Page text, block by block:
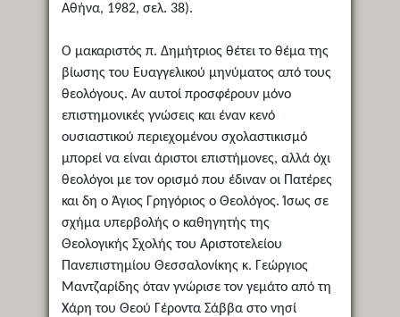
Αθήνα, 1982, σελ. 38).
Ο μακαριστός π. Δημήτριος θέτει το θέμα της
βίωσης του Ευαγγελικού μηνύματος από τους
θεολόγους. Αν αυτοί προσφέρουν μόνο
επιστημονικές γνώσεις και έναν κενό
ουσιαστικού περιεχομένου σχολαστικισμό
μπορεί να είναι άριστοι επιστήμονες, αλλά όχι
θεολόγοι με τον ορισμό που έδιναν οι Πατέρες
και δη ο Άγιος Γρηγόριος ο Θεολόγος. Ίσως σε
σχήμα υπερβολής ο καθηγητής της
Θεολογικής Σχολής του Αριστοτελείου
Πανεπιστημίου Θεσσαλονίκης κ. Γεώργιος
Μαντζαρίδης όταν γνώρισε τον γεμάτο από τη
Χάρη του Θεού Γέροντα Σάββα στο νησί